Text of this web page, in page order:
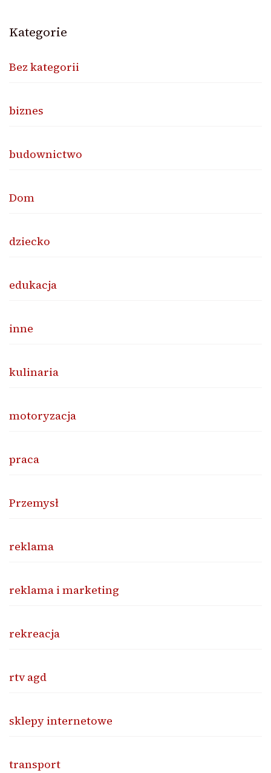
Kategorie
Bez kategorii
biznes
budownictwo
Dom
dziecko
edukacja
inne
kulinaria
motoryzacja
praca
Przemysł
reklama
reklama i marketing
rekreacja
rtv agd
sklepy internetowe
transport